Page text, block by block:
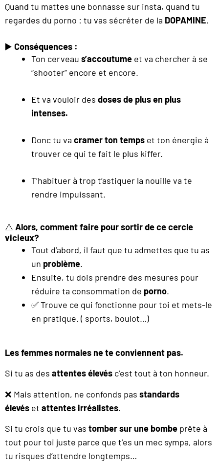
Quand tu mattes une bonnasse sur insta, quand tu
regardes du porno : tu vas sécréter de la DOPAMINE.
▶️ Conséquences :
Ton cerveau s’accoutume et va chercher à se
“shooter” encore et encore.
Et va vouloir des doses de plus en plus
intenses.
Donc tu va cramer ton temps et ton énergie à
trouver ce qui te fait le plus kiffer.
T’habituer à trop t’astiquer la nouille va te
rendre impuissant.
⚠️ Alors, comment faire pour sortir de ce cercle
vicieux?
Tout d’abord, il faut que tu admettes que tu as
un problème.
Ensuite, tu dois prendre des mesures pour
réduire ta consommation de porno.
✅ Trouve ce qui fonctionne pour toi et mets-le
en pratique. ( sports, boulot…)
Les femmes normales ne te conviennent pas.
Si tu as des attentes élevés c’est tout à ton honneur.
❌ Mais attention, ne confonds pas standards
élevés et attentes irréalistes.
Si tu crois que tu vas tomber sur une bombe prête à
tout pour toi juste parce que t’es un mec sympa, alors
tu risques d’attendre longtemps…